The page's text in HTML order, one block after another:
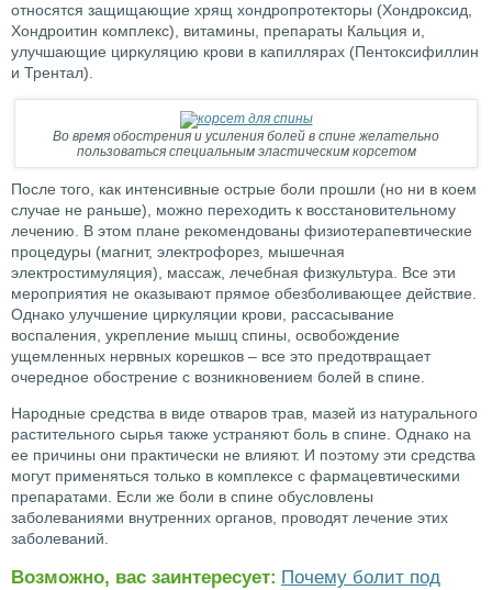
относятся защищающие хрящ хондропротекторы (Хондроксид,
Хондроитин комплекс), витамины, препараты Кальция и,
улучшающие циркуляцию крови в капиллярах (Пентоксифиллин
и Трентал).
Во время обострения и усиления болей в спине желательно
пользоваться специальным эластическим корсетом
После того, как интенсивные острые боли прошли (но ни в коем
случае не раньше), можно переходить к восстановительному
лечению. В этом плане рекомендованы физиотерапевтические
процедуры (магнит, электрофорез, мышечная
электростимуляция), массаж, лечебная физкультура. Все эти
мероприятия не оказывают прямое обезболивающее действие.
Однако улучшение циркуляции крови, рассасывание
воспаления, укрепление мышц спины, освобождение
ущемленных нервных корешков – все это предотвращает
очередное обострение с возникновением болей в спине.
Народные средства в виде отваров трав, мазей из натурального
растительного сырья также устраняют боль в спине. Однако на
ее причины они практически не влияют. И поэтому эти средства
могут применяться только в комплексе с фармацевтическими
препаратами. Если же боли в спине обусловлены
заболеваниями внутренних органов, проводят лечение этих
заболеваний.
Возможно, вас заинтересует: Почему болит под